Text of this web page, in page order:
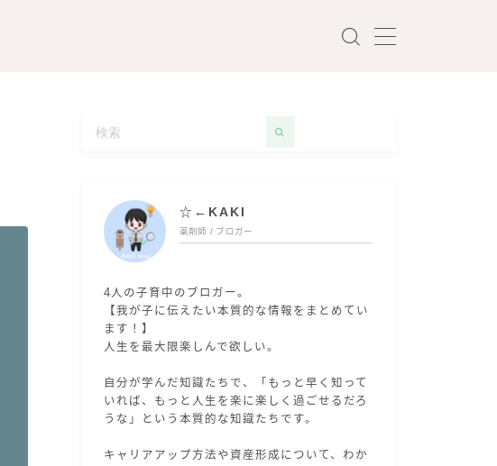
☆←KAKI
薬剤師 / ブロガー
4人の子育中のブロガー。
【我が子に伝えたい本質的な情報をまとめてい
ます！】
人生を最大限楽しんで欲しい。
自分が学んだ知識たちで、「もっと早く知って
いれば、もっと人生を楽に楽しく過ごせるだろ
うな」という本質的な知識たちです。
キャリアアップ方法や資産形成について、わか